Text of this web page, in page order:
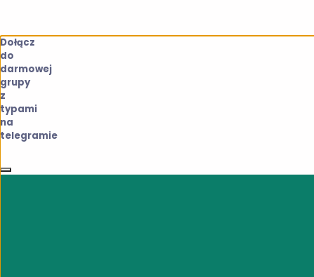
Dołącz
do
darmowej
grupy
z
typami
na
telegramie